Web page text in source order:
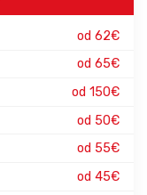
od 62€
od 65€
od 150€
od 50€
od 55€
od 45€